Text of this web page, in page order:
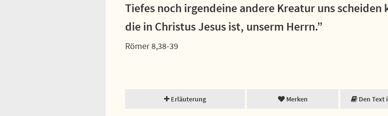
Tiefes noch irgendeine andere Kreatur uns scheiden
die in Christus Jesus ist, unserm Herrn.”
Römer 8,38-39
Erläuterung Merken Den Text